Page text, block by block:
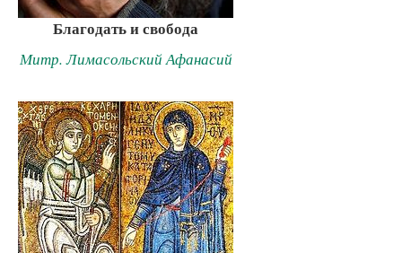
Благодать и свобода
Митр. Лимасольский Афанасий